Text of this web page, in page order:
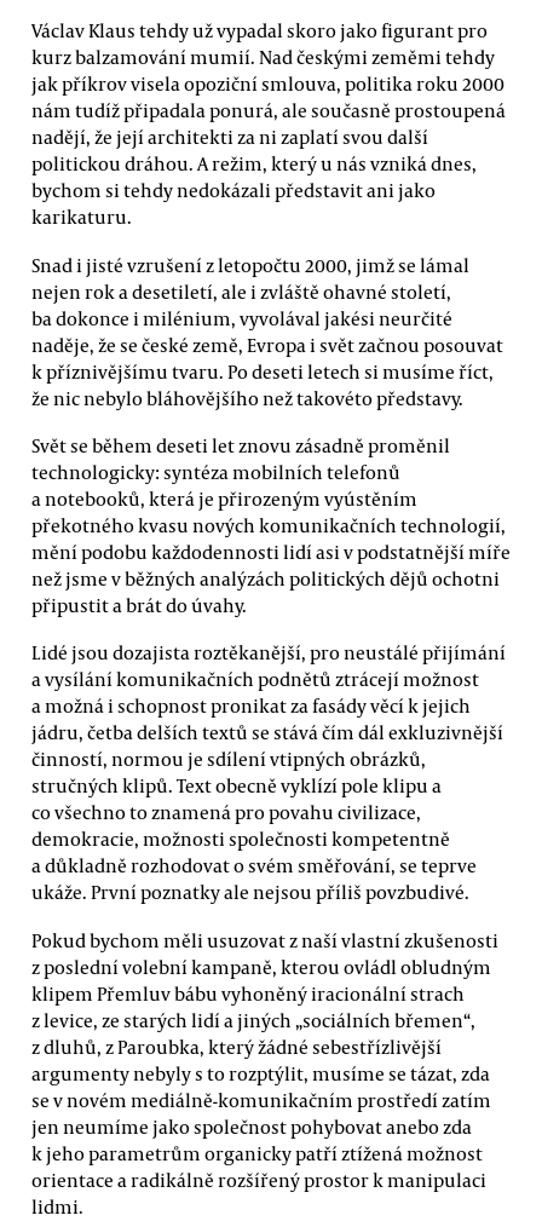
Václav Klaus tehdy už vypadal skoro jako figurant pro
kurz balzamování mumií. Nad českými zeměmi tehdy
jak příkrov visela opoziční smlouva, politika roku 2000
nám tudíž připadala ponurá, ale současně prostoupená
nadějí, že její architekti za ni zaplatí svou další
politickou dráhou. A režim, který u nás vzniká dnes,
bychom si tehdy nedokázali představit ani jako
karikaturu.
Snad i jisté vzrušení z letopočtu 2000, jimž se lámal
nejen rok a desetiletí, ale i zvláště ohavné století,
ba dokonce i milénium, vyvolával jakési neurčité
naděje, že se české země, Evropa i svět začnou posouvat
k příznivějšímu tvaru. Po deseti letech si musíme říct,
že nic nebylo bláhovějšího než takovéto představy.
Svět se během deseti let znovu zásadně proměnil
technologicky: syntéza mobilních telefonů
a notebooků, která je přirozeným vyústěním
překotného kvasu nových komunikačních technologií,
mění podobu každodennosti lidí asi v podstatnější míře
než jsme v běžných analýzách politických dějů ochotni
připustit a brát do úvahy.
Lidé jsou dozajista roztěkanější, pro neustálé přijímání
a vysílání komunikačních podnětů ztrácejí možnost
a možná i schopnost pronikat za fasády věcí k jejich
jádru, četba delších textů se stává čím dál exkluzivnější
činností, normou je sdílení vtipných obrázků,
stručných klipů. Text obecně vyklízí pole klipu a
co všechno to znamená pro povahu civilizace,
demokracie, možnosti společnosti kompetentně
a důkladně rozhodovat o svém směřování, se teprve
ukáže. První poznatky ale nejsou příliš povzbudivé.
Pokud bychom měli usuzovat z naší vlastní zkušenosti
z poslední volební kampaně, kterou ovládl obludným
klipem Přemluv bábu vyhoněný iracionální strach
z levice, ze starých lidí a jiných „sociálních břemen“,
z dluhů, z Paroubka, který žádné sebestřízlivější
argumenty nebyly s to rozptýlit, musíme se tázat, zda
se v novém mediálně-komunikačním prostředí zatím
jen neumíme jako společnost pohybovat anebo zda
k jeho parametrům organicky patří ztížená možnost
orientace a radikálně rozšířený prostor k manipulaci
lidmi.